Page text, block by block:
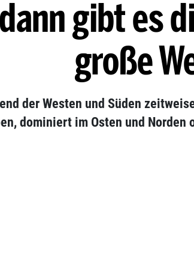
dann gibt es
große
der Westen und Süden
dominiert im Osten und Norden